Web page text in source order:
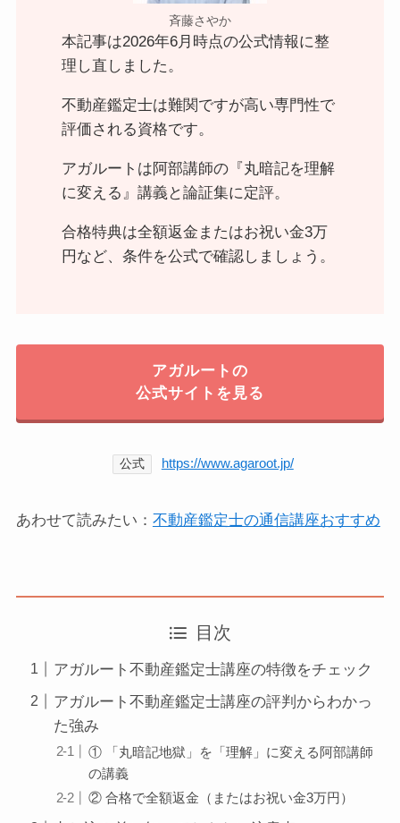
斉藤さやか
本記事は2026年6月時点の公式情報に整
理し直しました。
不動産鑑定士は難関ですが高い専門性で
評価される資格です。
アガルートは阿部講師の『丸暗記を理解
に変える』講義と論証集に定評。
合格特典は全額返金またはお祝い金3万
円など、条件を公式で確認しましょう。
アガルートの
公式サイトを見る
公式 https://www.agaroot.jp/
あわせて読みたい： 不動産鑑定士の通信講座おすすめ
目次
アガルート不動産鑑定士講座の特徴をチェック
アガルート不動産鑑定士講座の評判からわかっ
た強み
① 「丸暗記地獄」を「理解」に変える阿部講師
の講義
② 合格で全額返金（またはお祝い金3万円）